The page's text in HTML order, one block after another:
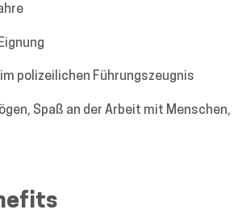
polizeilichen Führungszeugnis
Spaß an der Arbeit mit Menschen,